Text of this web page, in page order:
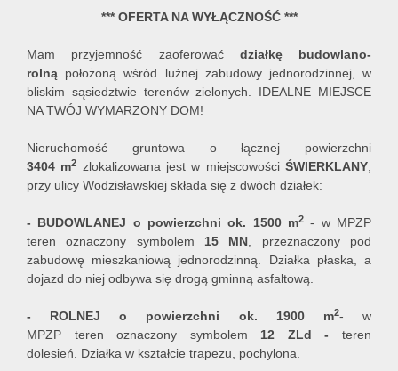
*** OFERTA NA WYŁĄCZNOŚĆ ***
Mam przyjemność zaoferować działkę budowlano-
rolną położoną wśród luźnej zabudowy jednorodzinnej, w
bliskim sąsiedztwie terenów zielonych. IDEALNE MIEJSCE
NA TWÓJ WYMARZONY DOM!
Nieruchomość gruntowa o łącznej powierzchni
3404 m2 zlokalizowana jest w miejscowościŚWIERKLANY,
przy ulicy Wodzisławskiej składa się z dwóch działek:
- BUDOWLANEJ o powierzchni ok. 1500 m2 - w MPZP
teren oznaczony symbolem 15 MN, przeznaczony pod
zabudowę mieszkaniową jednorodzinną. Działka płaska, a
dojazd do niej odbywa się drogą gminną asfaltową.
- ROLNEJ o powierzchni ok. 1900 m2- w
MPZP teren oznaczony symbolem 12 ZLd -teren
dolesień. Działka w kształcie trapezu, pochylona.